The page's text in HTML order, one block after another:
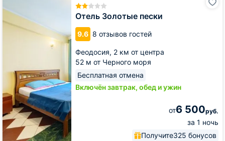
Отель Золотые пески
9.6 8 отзывов гостей
Феодосия, 2 км от центра
52 м от Черного моря
Бесплатная отмена
Включён завтрак, обед и ужин
от6 500руб.
за 1 ночь
Получите325 бонусов
пески